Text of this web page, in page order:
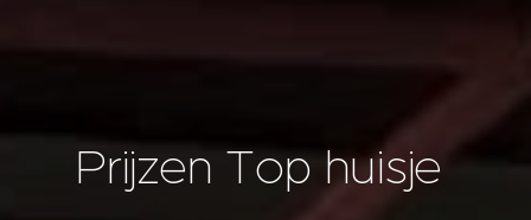
Prijzen Top huisje